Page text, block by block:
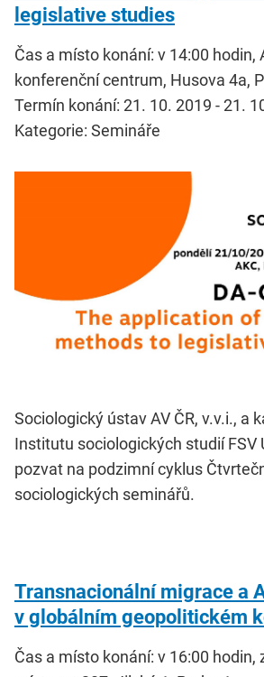
legislative studies
Čas a místo konání: v 14:00 hodin,
konferenční centrum, Husova 4a,
Termín konání: 21. 10. 2019 - 21.
Kategorie: Semináře
Sociologický ústav AV ČR, v.v.i., a
Institutu sociologických studií FSV
pozvat na podzimní cyklus
sociologických seminářů.
Transnacionální migrace a
v globálním geopolitickém
Čas a místo konání: v 16:00 hodin,